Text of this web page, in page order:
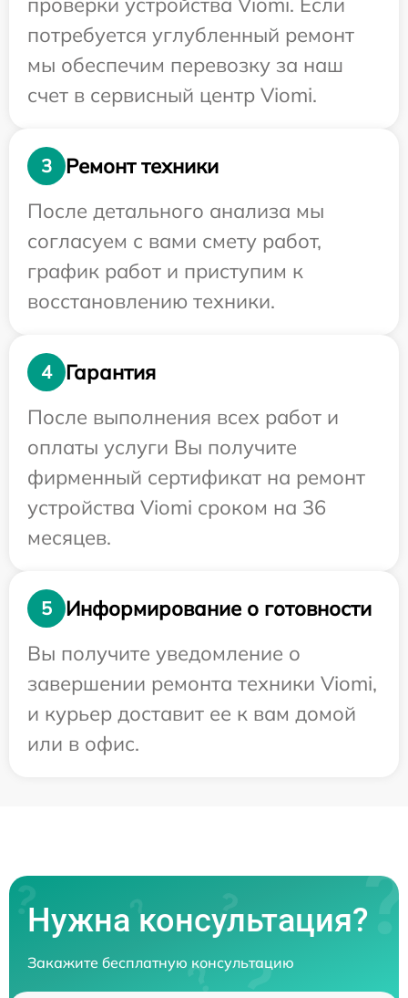
потребуется углубленный ремонт
мы обеспечим перевозку за наш
счет в сервисный центр Viomi.
3
Ремонт техники
После детального анализа мы
согласуем с вами смету работ,
график работ и приступим к
восстановлению техники.
4
Гарантия
После выполнения всех работ и
оплаты услуги Вы получите
фирменный сертификат на ремонт
устройства Viomi сроком на 36
месяцев.
5
Информирование о готовности
Вы получите уведомление о
завершении ремонта техники Viomi,
и курьер доставит ее к вам домой
или в офис.
Нужна консультация?
Закажите бесплатную консультацию